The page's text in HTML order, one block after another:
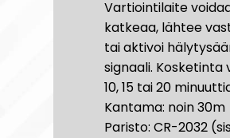
Vartiointilaite
katkeaa, lähtee
tai aktivoi
signaali.
10, 15 tai 20
Kantama: noin 30m
Paristo: CR-2032